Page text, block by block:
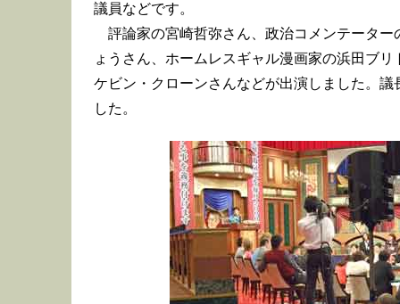
議員などです。
評論家の宮崎哲弥さん、政治コメンテーター
ょうさん、ホームレスギャル漫画家の浜田ブ
ケビン・クローンさんなどが出演しました。
した。